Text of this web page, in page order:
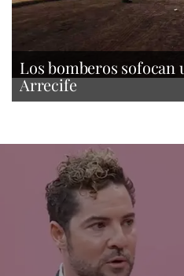
Los bomberos sofocan
Arrecife